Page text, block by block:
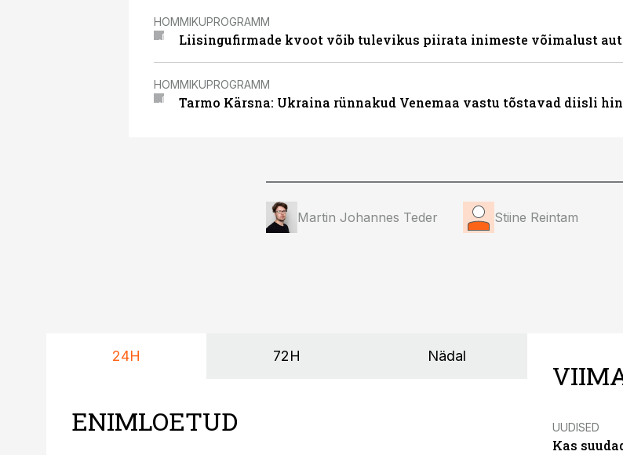
HOMMIKUPROGRAMM
Liisingufirmade kvoot võib tulevikus piirata inimeste võimalust
HOMMIKUPROGRAMM
Tarmo Kärsna: Ukraina rünnakud Venemaa vastu tõstavad diisli
Martin Johannes Teder Stiine Reintam
24H 72H Nädal
ENIMLOETUD UUDISED
Kas